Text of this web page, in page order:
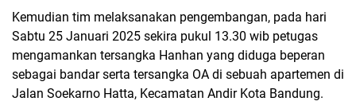
Kemudian tim melaksanakan pengembangan, pada hari
Sabtu 25 Januari 2025 sekira pukul 13.30 wib petugas
mengamankan tersangka Hanhan yang diduga beperan
sebagai bandar serta tersangka OA di sebuah apartemen di
Jalan Soekarno Hatta, Kecamatan Andir Kota Bandung.